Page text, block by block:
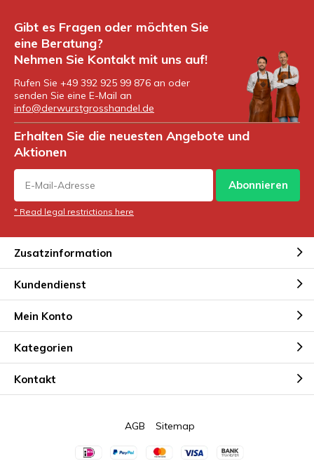
Gibt es Fragen oder möchten Sie
eine Beratung?
Nehmen Sie Kontakt mit uns auf!
Rufen Sie +49 392 925 99 876 an oder
senden Sie eine E-Mail an
info@derwurstgrosshandel.de
Erhalten Sie die neuesten Angebote und
Aktionen
Abonnieren
* Read legal restrictions here
Zusatzinformation
Kundendienst
Mein Konto
Kategorien
Kontakt
AGB Sitemap